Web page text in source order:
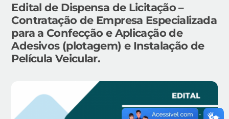
Edital de Dispensa de Licitação –
Contratação de Empresa Especializada
para a Confecção e Aplicação de
Adesivos (plotagem) e Instalação de
Película Veicular.